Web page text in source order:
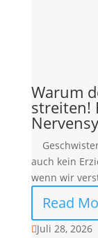
Warum
streiten!
auch kein
wenn wir
Read
Juli 28, 2026